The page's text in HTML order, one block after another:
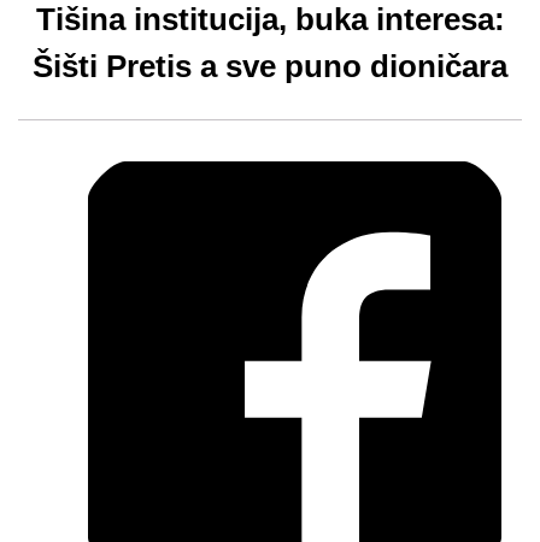
Tišina institucija, buka interesa:
Šišti Pretis a sve puno dioničara